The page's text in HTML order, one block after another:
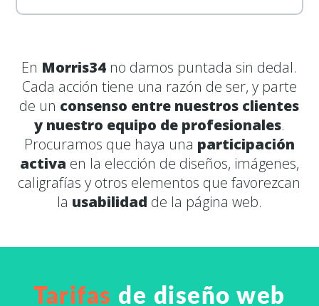
En Morris34 no damos puntada sin dedal.
Cada acción tiene una razón de ser, y parte
de un consenso entre nuestros clientes
y nuestro equipo de profesionales.
Procuramos que haya una participación
activa en la elección de diseños, imágenes,
caligrafías y otros elementos que favorezcan
la usabilidad de la página web.
Tarifas de diseño web